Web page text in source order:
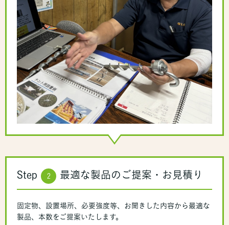
Step 2 最適な製品のご提案・お見積り
固定物、設置場所、必要強度等、お聞きした内容から最適な
製品、本数をご提案いたします。